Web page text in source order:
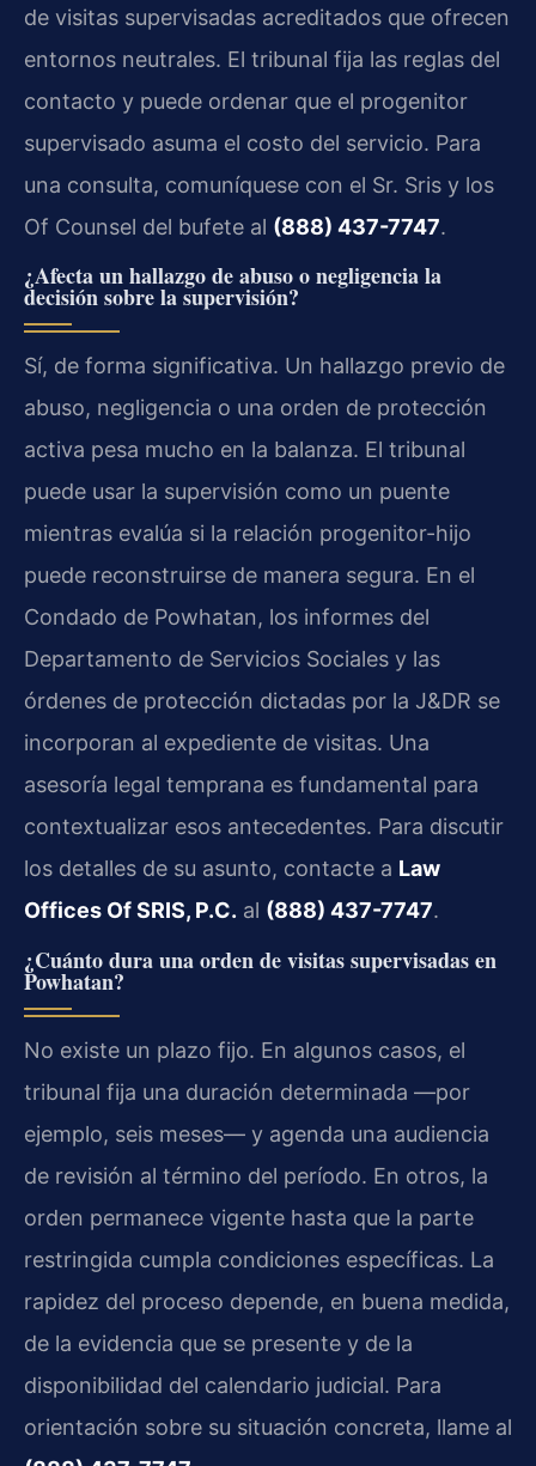
de visitas supervisadas acreditados que ofrecen
entornos neutrales. El tribunal fija las reglas del
contacto y puede ordenar que el progenitor
supervisado asuma el costo del servicio. Para
una consulta, comuníquese con el Sr. Sris y los
Of Counsel del bufete al (888) 437-7747.
¿Afecta un hallazgo de abuso o negligencia la
decisión sobre la supervisión?
Sí, de forma significativa. Un hallazgo previo de
abuso, negligencia o una orden de protección
activa pesa mucho en la balanza. El tribunal
puede usar la supervisión como un puente
mientras evalúa si la relación progenitor-hijo
puede reconstruirse de manera segura. En el
Condado de Powhatan, los informes del
Departamento de Servicios Sociales y las
órdenes de protección dictadas por la J&DR se
incorporan al expediente de visitas. Una
asesoría legal temprana es fundamental para
contextualizar esos antecedentes. Para discutir
los detalles de su asunto, contacte a Law
Offices Of SRIS, P.C. al (888) 437-7747.
¿Cuánto dura una orden de visitas supervisadas en
Powhatan?
No existe un plazo fijo. En algunos casos, el
tribunal fija una duración determinada —por
ejemplo, seis meses— y agenda una audiencia
de revisión al término del período. En otros, la
orden permanece vigente hasta que la parte
restringida cumpla condiciones específicas. La
rapidez del proceso depende, en buena medida,
de la evidencia que se presente y de la
disponibilidad del calendario judicial. Para
orientación sobre su situación concreta, llame al